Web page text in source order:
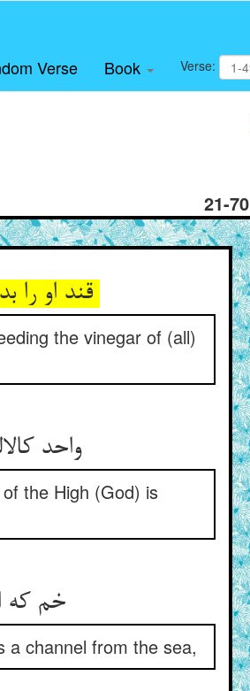
Verse Book Verse:
21-70
قند او را بد مدد از بحر جود ** پس ز سرکه‌ی اهل عالم می‌فزود
the vinegar of (all)
واحد کالالف کی بود آن ولی ** بلک صد قرنست آن عبدالعلی
the High (God) is
خم که از دریا درو راهی شود ** پیش او جیحونها زانو زند
a channel from the sea,